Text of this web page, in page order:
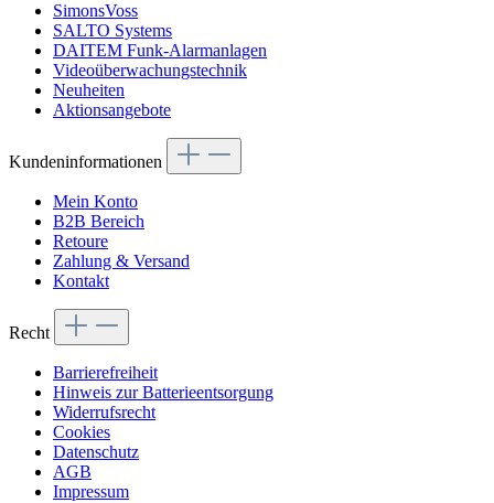
SimonsVoss
SALTO Systems
DAITEM Funk-Alarmanlagen
Videoüberwachungstechnik
Neuheiten
Aktionsangebote
Kundeninformationen
Mein Konto
B2B Bereich
Retoure
Zahlung & Versand
Kontakt
Recht
Barrierefreiheit
Hinweis zur Batterieentsorgung
Widerrufsrecht
Cookies
Datenschutz
AGB
Impressum